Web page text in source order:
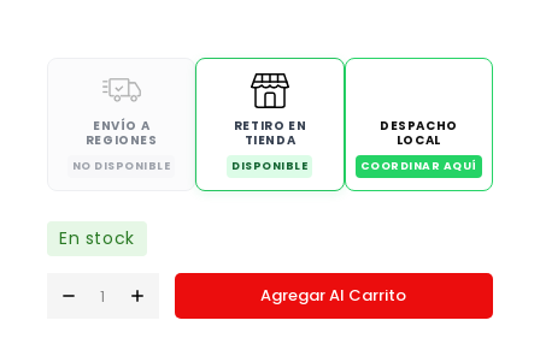
ENVÍO A
REGIONES
NO DISPONIBLE
RETIRO EN
TIENDA
DISPONIBLE
DESPACHO
LOCAL
COORDINAR AQUÍ
En stock
Agregar Al Carrito